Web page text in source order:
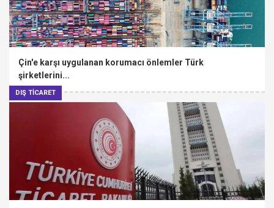
DIŞ TİCARET
Çin'e karşı uygulanan korumacı önlemler Türk
şirketlerini...